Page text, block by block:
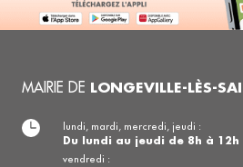
MAIRIE DE LONGEVILLE-LÈS-
lundi, mardi, mercredi, jeudi :
Du lundi au jeudi de 8h à 12h
vendredi :